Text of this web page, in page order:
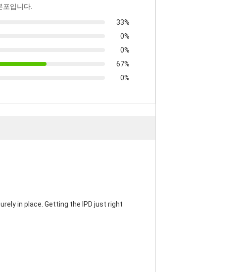
포입니다.
33%
0%
0%
67%
0%
in place. Getting the IPD just right